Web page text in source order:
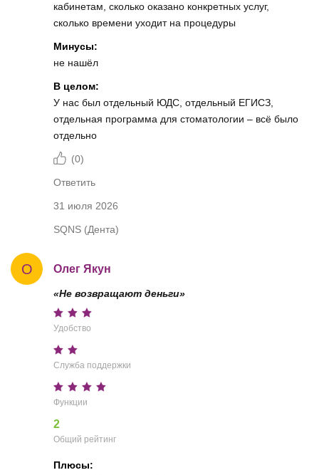
кабинетам, сколько оказано конкретных услуг,
сколько времени уходит на процедуры
Минусы:
не нашёл
В целом:
У нас был отдельный ЮДС, отдельный ЕГИСЗ,
отдельная программа для стоматологии – всё было
отдельно
(0)
Ответить
31 июля 2026
SQNS (Дента)
О Олег Якун
«Не возвращают деньги»
Удобство
Служба поддержки
Функции
2
Общий рейтинг
Плюсы: